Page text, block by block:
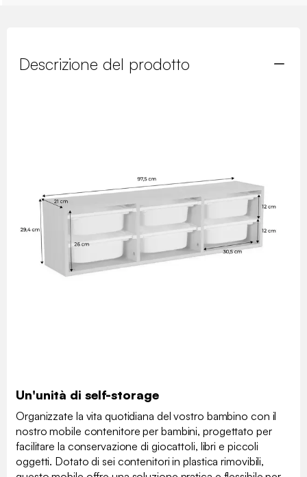
Descrizione del prodotto
Un'unità di self-storage
Organizzate la vita quotidiana del vostro bambino con il
nostro mobile contenitore per bambini, progettato per
facilitare la conservazione di giocattoli, libri e piccoli
oggetti. Dotato di sei contenitori in plastica rimovibili,